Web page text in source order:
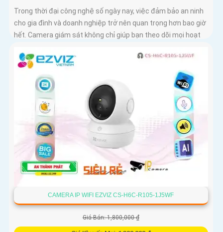
Trong thời đại công nghệ số ngày nay, việc đảm bảo an ninh
cho gia đình và doanh nghiệp trở nên quan trọng hơn bao giờ
hết. Camera giám sát không chỉ giúp bạn theo dõi mọi hoạt
những người thân yêu
CAMERA IP WIFI EZVIZ CS-H6C-R105-1J5WF
Giá Bán: 1,800,000 ₫